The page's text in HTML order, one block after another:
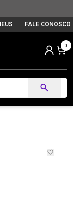
FALE CONOSCO
0